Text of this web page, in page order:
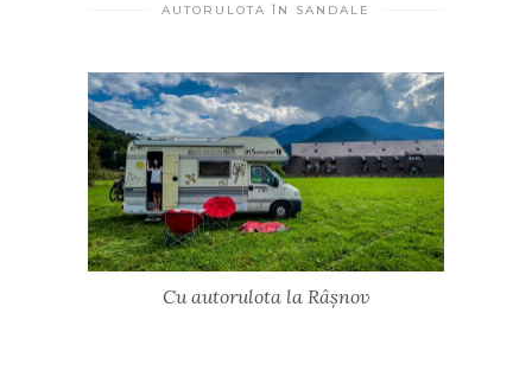
AUTORULOTA ÎN SANDALE
Cu autorulota la Râșnov